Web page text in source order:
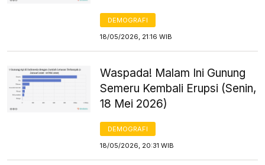
DEMOGRAFI
18/05/2026, 21:16 WIB
Waspada! Malam Ini Gunung
Semeru Kembali Erupsi (Senin,
18 Mei 2026)
DEMOGRAFI
18/05/2026, 20:31 WIB